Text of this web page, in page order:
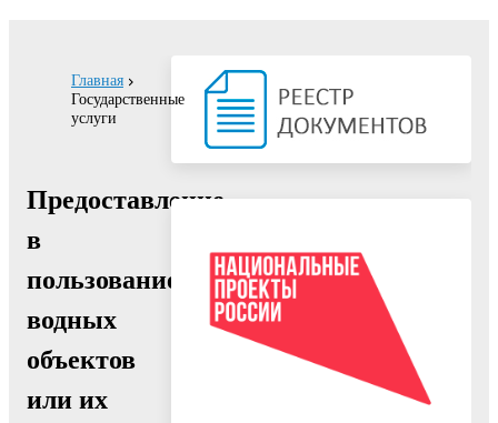
Главная
Государственные
услуги
Предоставление
в
пользование
водных
объектов
или их